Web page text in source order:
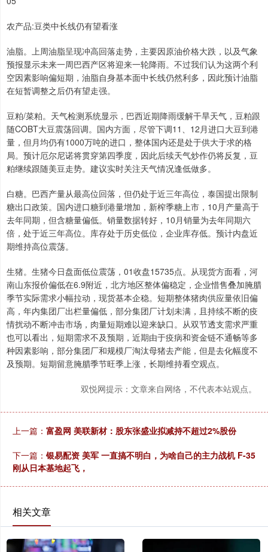
农产品:豆类中长线仍有望看涨
油脂。上周油脂呈现冲高回落走势，主要因原油价格大跌，以及气象
预报显示未来一周巴西产区将迎来一轮降雨。不过我们认为这两个利
空因素影响偏短期，油脂自身基本面中长线仍然利多，因此预计油脂
在短暂调整之后仍有望走强。
豆粕/菜粕。天气检测系统显示，巴西近期降雨缓解干旱天气，豆粕跟
随COBT大豆震荡回调。国内方面，尽管下调11、12月进口大豆到港
量，但月均仍有1000万吨的进口，整体国内还是处于供大于求的格
局。预计厄尔尼诺将贯穿第四季度，因此后续天气炒作仍将反复，豆
粕继续跟随美豆走势。建议实时关注天气情况逢低做多。
白糖。巴西产量从最高位回落，但仍处于近三年高位，泰国提出限制
糖出口政策。国内进口糖到港量增加，新榨季糖上市，10月产量高于
去年同期，但含糖量偏低。销量数据转好，10月销量为去年同期六
倍，处于近三年高位。库存处于历史低位，企业库存低。预计内盘近
期维持高位震荡。
生猪。生猪今日盘面低位震荡，01收盘15735点。从现货方面看，河
南山东报价偏低在6.9附近，北方地区整体偏稳定，企业惜售叠加腌腊
季节实际需求小幅拉动，现货基本企稳。短期整体猪肉供应量依旧偏
高，年内集团厂出栏量偏低，部分集团厂计划未满，且持续不断的疫
情扰动不断冲击市场，肉量短期难以迎来缺口。从双节透支需求严重
也可以看出，短期需求不及预期，近期由于疫病和资金链不通畅等多
种因素影响，部分集团厂和规模厂淘汰母猪去产能，但是去化幅度不
及预期。短期留意腌腊季节旺季上涨，长期维持看空观点。
双悦网提示：文章来自网络，不代表本站观点。
上一篇： 富盈网 美联新材：股东张盛业拟减持不超过2%股份
下一篇： 银易配资 美军 一直搞不明白，为啥自己的主力战机 F-35
刚从日本基地起飞，
相关文章